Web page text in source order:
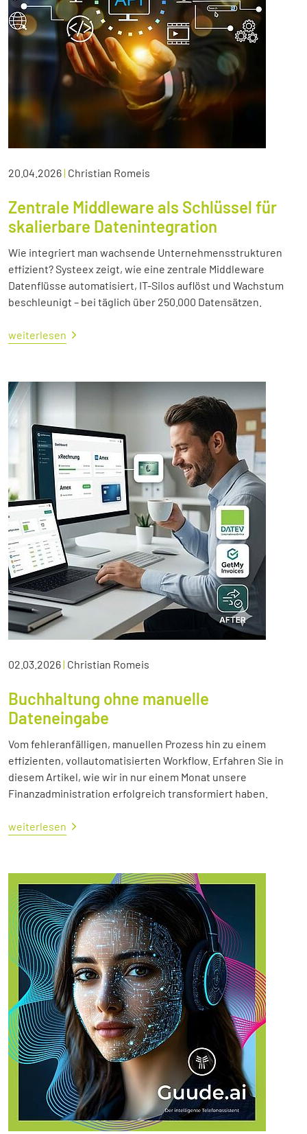
20.04.2026| Christian Romeis
Zentrale Middleware als Schlüssel für
skalierbare Datenintegration
Wie integriert man wachsende Unternehmensstrukturen
effizient? Systeex zeigt, wie eine zentrale Middleware
Datenflüsse automatisiert, IT-Silos auflöst und Wachstum
beschleunigt – bei täglich über 250.000 Datensätzen.
weiterlesen
02.03.2026| Christian Romeis
Buchhaltung ohne manuelle
Dateneingabe
Vom fehleranfälligen, manuellen Prozess hin zu einem
effizienten, vollautomatisierten Workflow. Erfahren Sie in
diesem Artikel, wie wir in nur einem Monat unsere
Finanzadministration erfolgreich transformiert haben.
weiterlesen